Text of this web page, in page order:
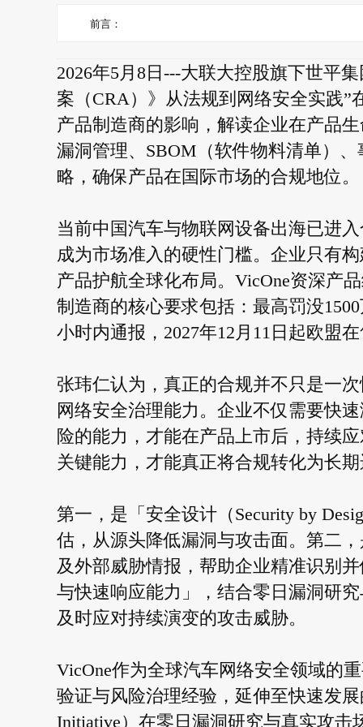
前言：
2026年5月8日---大联大控股旗下世平
案（CRA）》从法规到网络安全实践
产品制造商的影响，解读企业在产品
漏洞管理、SBOM（软件物料清单）
略，确保产品在国际市场的合规地位。
当前中国汽车与物联网设备出海已进
成为市场准入的硬性门槛。企业只有
产品护航全球化布局。VicOne资深产
制造商的核心要求包括：最高罚没
小时内通报，2027年12月11日起欧盟
张玮仁认为，真正的合规并不只是一
网络安全治理能力。企业不仅需要快
险的能力，才能在产品上市后，持续
关键能力，才能真正将合规转化为长
第一，是「安全设计（Security by
估，从源头降低漏洞与攻击面。第二
及外部威胁情报，帮助企业精准识别
与快速响应能力」，结合零日漏洞研
及时应对持续演变的攻击威胁。
VicOne作为全球汽车网络安全领域的
验证与风险治理经验，延伸至快速发
Initiative）在零日漏洞研究与真实攻击